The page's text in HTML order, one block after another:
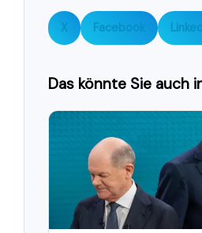
X Facebook
Das könnte Sie auch